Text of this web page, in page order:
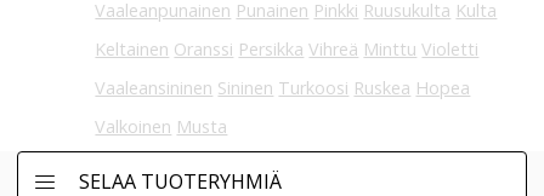
Vaaleanpunainen Punainen Pinkki Ruusukulta Kulta
Keltainen Oranssi Persikka Vihreä Minttu Violetti
Vaaleansininen Sininen Turkoosi Ruskea Hopea
Valkoinen Musta
SELAA TUOTERYHMIÄ